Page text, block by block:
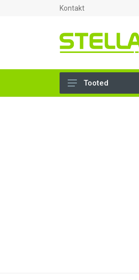
Kontakt
Tooted